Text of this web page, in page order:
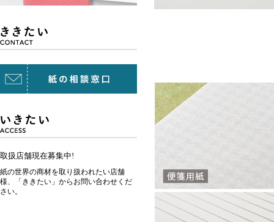
取扱店舗現在募集中!
紙の世界の商材を取り扱われたい店舗
様、「ききたい」からお問い合わせくだ
さい。